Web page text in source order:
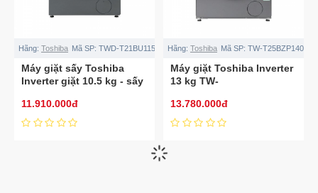
Hãng: Toshiba Mã SP: TWD-T21BU115UWV(MG)
Máy giặt sấy Toshiba
Inverter giặt 10.5 kg - sấy
T21BU115UWV(MG)
11.910.000đ
Hãng: Toshiba Mã SP: TW-
Máy giặt Toshiba Inverter
13 kg TW-
13.780.000đ